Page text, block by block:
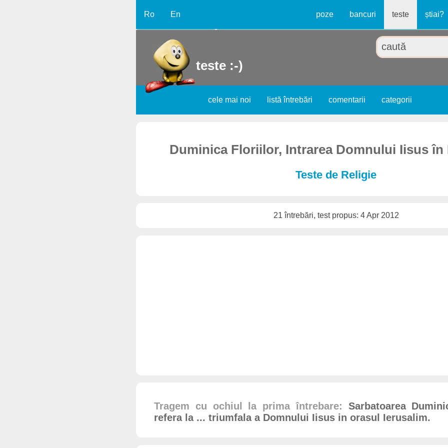
Ro En poze bancuri teste știai?
teste :-)
cele mai noi listă întrebări comentarii categorii
Duminica Floriilor, Intrarea Domnului Iisus în
Teste de Religie
21 întrebări, test propus: 4 Apr 2012
Tragem cu ochiul la prima întrebare: Sarbatoarea
refera la ... triumfala a Domnului Iisus in orasul Ierusalim.